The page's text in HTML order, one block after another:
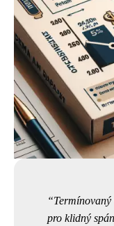
pro klidný